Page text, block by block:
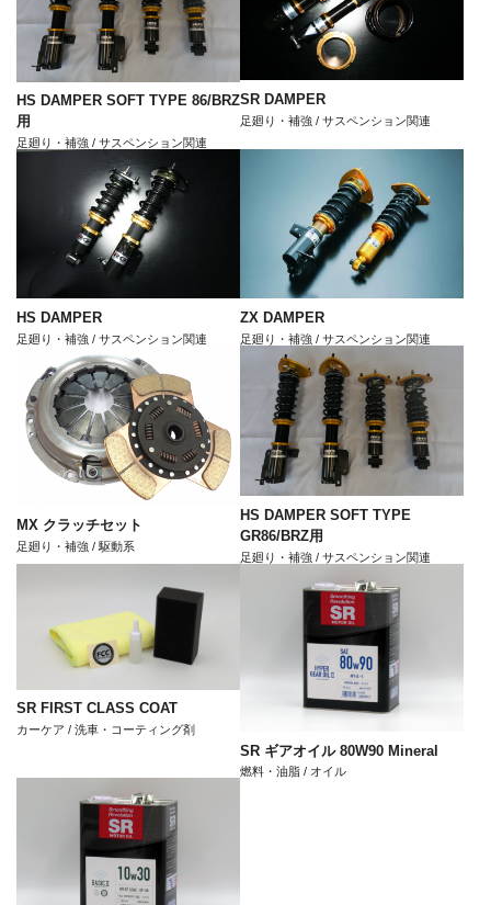
HS DAMPER SOFT TYPE 86/BRZ
用
足廻り・補強 / サスペンション関連
SR DAMPER
足廻り・補強 / サスペンション関連
HS DAMPER
足廻り・補強 / サスペンション関連
ZX DAMPER
足廻り・補強 / サスペンション関連
MX クラッチセット
足廻り・補強 / 駆動系
HS DAMPER SOFT TYPE
GR86/BRZ用
足廻り・補強 / サスペンション関連
SR FIRST CLASS COAT
カーケア / 洗車・コーティング剤
SR ギアオイル 80W90 Mineral
燃料・油脂 / オイル